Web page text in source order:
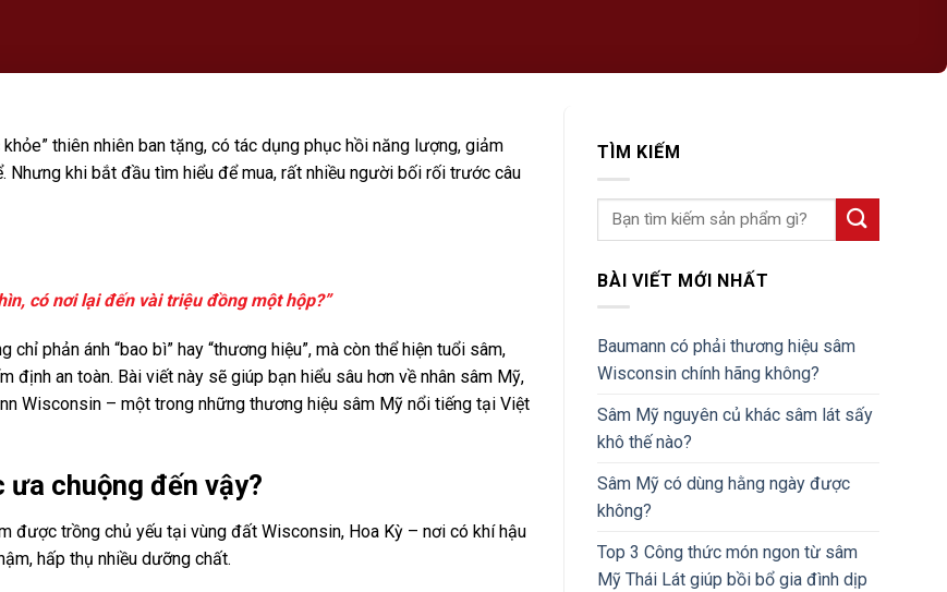
thiên nhiên ban tặng, có tác dụng phục hồi năng lượng, giảm
khi bắt đầu tìm hiểu để mua, rất nhiều người bối rối trước câu
có nơi lại đến vài triệu đồng một hộp?”
phản ánh “bao bì” hay “thương hiệu”, mà còn thể hiện tuổi sâm,
định an toàn. Bài viết này sẽ giúp bạn hiểu sâu hơn về nhân sâm Mỹ,
Wisconsin – một trong những thương hiệu sâm Mỹ nổi tiếng tại Việt
chuộng đến vậy?
được trồng chủ yếu tại vùng đất Wisconsin, Hoa Kỳ – nơi có khí hậu
hấp thụ nhiều dưỡng chất.
TÌM KIẾM
BÀI VIẾT MỚI NHẤT
Baumann có phải thương hiệu sâm
Wisconsin chính hãng không?
Sâm Mỹ nguyên củ khác sâm lát sấy
khô thế nào?
Sâm Mỹ có dùng hằng ngày được
không?
Top 3 Công thức món ngon từ sâm
Mỹ Thái Lát giúp bồi bổ gia đình dịp